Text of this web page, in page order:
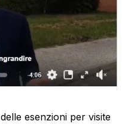
delle esenzioni per visite